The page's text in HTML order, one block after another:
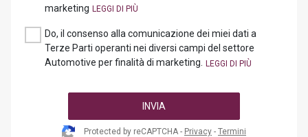
marketing
Do, il consenso alla comunicazione dei miei dati a
Terze Parti operanti nei diversi campi del settore
Automotive per finalità di marketing.
INVIA
Protected by reCAPTCHA - Privacy - Termini